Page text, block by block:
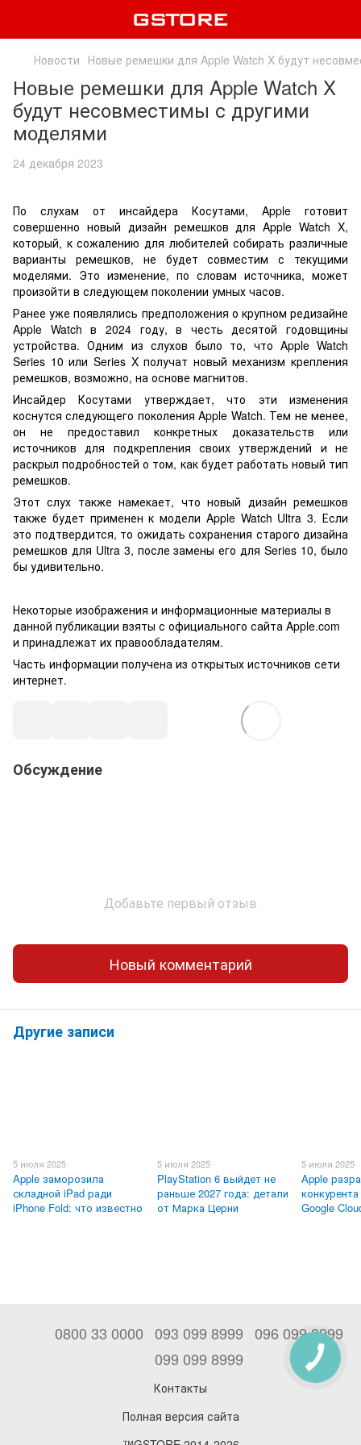
Новости Новые ремешки для Apple Watch X будут
Новые ремешки для Apple Watch X
будут несовместимы с другими
моделями
24 декабря 2023
По слухам от инсайдера Косутами, Apple готовит
совершенно новый дизайн ремешков для Apple Watch X,
который, к сожалению для любителей собирать различные
варианты ремешков, не будет совместим с текущими
моделями. Это изменение, по словам источника, может
произойти в следующем поколении умных часов.
Ранее уже появлялись предположения о крупном редизайне
Apple Watch в 2024 году, в честь десятой годовщины
устройства. Одним из слухов было то, что Apple Watch
Series 10 или Series X получат новый механизм крепления
ремешков, возможно, на основе магнитов.
Инсайдер Косутами утверждает, что эти изменения
коснутся следующего поколения Apple Watch. Тем не менее,
он не предоставил конкретных доказательств или
источников для подкрепления своих утверждений и не
раскрыл подробностей о том, как будет работать новый тип
ремешков.
Этот слух также намекает, что новый дизайн ремешков
также будет применен к модели Apple Watch Ultra 3. Если
это подтвердится, то ожидать сохранения старого дизайна
ремешков для Ultra 3, после замены его для Series 10, было
бы удивительно.
Некоторые изображения и информационные материалы в
данной публикации взяты с официального сайта Apple.com
и принадлежат их правообладателям.
Часть информации получена из открытых источников сети
интернет.
Обсуждение
Добавьте первый отзыв
Новый комментарий
Другие записи
5 июля 2025
Apple заморозила
складной iPad ради
iPhone Fold: что известно
5 июля 2025
PlayStation 6 выйдет не
раньше 2027 года: детали
от Марка Церни
5 июля 2025
Apple
Google
0800 33 0000 093 099 8999 096 099 8999
099 099 8999
Контакты
Полная версия сайта